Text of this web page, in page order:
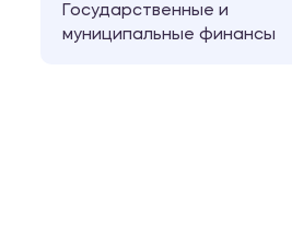
Государственные и
муниципальные финансы